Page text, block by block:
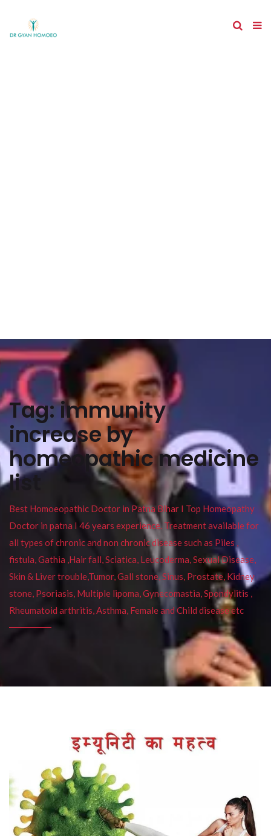
Tag:immunity
increase by
homeopathic medicine
list
Best Homoeopathic Doctor in Patna Bihar I Top Homeopathy
Doctor in patna I 46 years experience. Treatment available for
all types of chronic and non chronic disease such as Piles ,
fistula, Gathia ,Hair fall, Sciatica, Leucoderma, Sexual Disease,
Skin & Liver trouble,Tumor, Gall stone, Sinus, Prostate, Kidney
stone, Psoriasis, Multiple lipoma, Gynecomastia, Spondylitis ,
Rheumatoid arthritis, Asthma, Female and Child disease etc